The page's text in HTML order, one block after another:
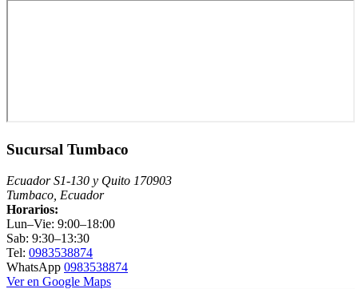
Sucursal Tumbaco
Ecuador S1-130 y Quito 170903
Tumbaco, Ecuador
Horarios:
Lun–Vie: 9:00–18:00
Sab: 9:30–13:30
Tel: 0983538874
WhatsApp 0983538874
Ver en Google Maps